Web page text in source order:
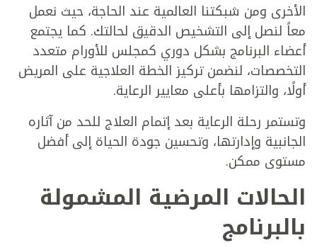
الأخرى ومن شبكتنا العالمية عند الحاجة، حيث نعمل
معاً لنصل إلى التشخيص الدقيق لحالتك. كما يجتمع
أعضاء البرنامج بشكل دوري كمجلس للأورام متعدد
التخصصات، لنضمن تركيز الخطة العلاجية على المريض
أولًا، والتزامها بأعلى معايير الرعاية.
وتستمر رحلة الرعاية بعد إتمام العلاج للحد من آثاره
الجانبية وإدارتها، وتحسين جودة الحياة إلى أفضل
مستوى ممكن.
الحالات المرضية المشمولة
بالبرنامج